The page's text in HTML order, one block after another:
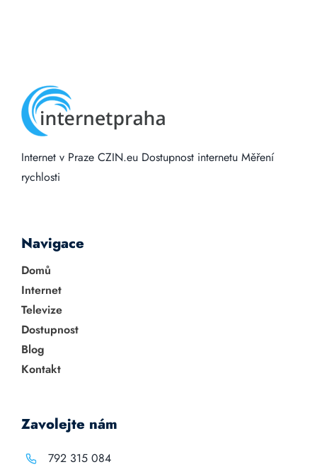
Internet v Praze CZIN.eu Dostupnost internetu Měření
rychlosti
Navigace
Domů
Internet
Televize
Dostupnost
Blog
Kontakt
Zavolejte nám
792 315 084